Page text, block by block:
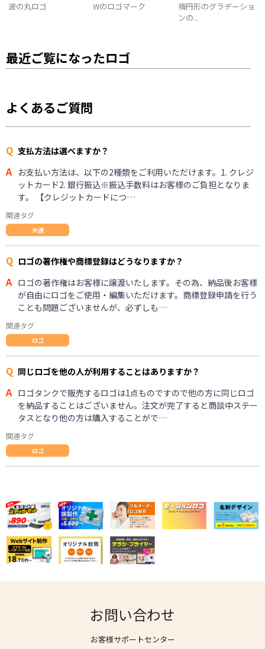
波の丸ロゴ Wのロゴマーク
楕円形のグラデーショ
ンの...
最近ご覧になったロゴ
よくあるご質問
Q 支払方法は選べますか？
A お支払い方法は、以下の2種類をご利用いただけます。1. クレジ
ットカード2. 銀行振込※振込手数料はお客様のご負担となりま
す。 【クレジットカードにつ…
関連タグ
共通
Q ロゴの著作権や商標登録はどうなりますか？
A ロゴの著作権はお客様に譲渡いたします。その為、納品後お客様
が自由にロゴをご使用・編集いただけます。商標登録申請を行う
ことも問題ございませんが、必ずしも…
関連タグ
ロゴ
Q 同じロゴを他の人が利用することはありますか？
A ロゴタンクで販売するロゴは1点ものですので他の方に同じロゴ
を納品することはございません。注文が完了すると商談中ステー
タスとなり他の方は購入することがで…
関連タグ
ロゴ
お問い合わせ
お客様サポートセンター